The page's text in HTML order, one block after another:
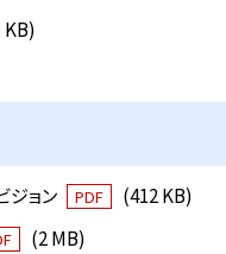
KB)
ジョン PDF
(412 KB)
(2 MB)